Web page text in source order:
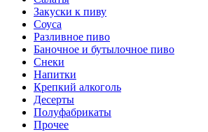
Закуски к пиву
Соуса
Разливное пиво
Баночное и бутылочное пиво
Снеки
Напитки
Крепкий алкоголь
Десерты
Полуфабрикаты
Прочее